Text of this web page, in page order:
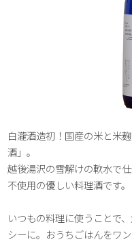
白瀧酒造初！国産の米と米
酒」。
越後湯沢の雪解けの軟水で
不使用の優しい料理酒です。
いつもの料理に使うことで
シーに。おうちごはんをワ